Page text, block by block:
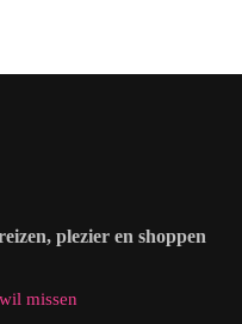
plezier en shoppen
missen